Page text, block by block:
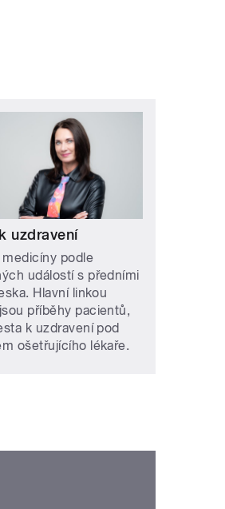
uzdravení
medicíny podle
událostí s předními
Hlavní linkou
příběhy pacientů,
k uzdravení pod
ošetřujícího lékaře.